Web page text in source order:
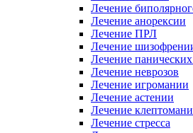
Лечение
Лечение анорексии
Лечение ПРЛ
Лечение
Лечение панических
Лечение неврозов
Лечение игромании
Лечение астении
Лечение
Лечение стресса